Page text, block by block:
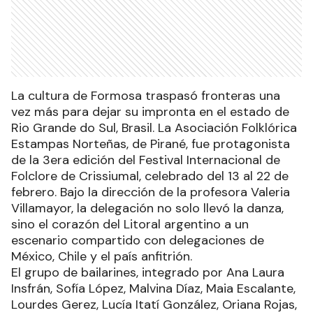
La cultura de Formosa traspasó fronteras una
vez más para dejar su impronta en el estado de
Rio Grande do Sul, Brasil. La Asociación Folklórica
Estampas Norteñas, de Pirané, fue protagonista
de la 3era edición del Festival Internacional de
Folclore de Crissiumal, celebrado del 13 al 22 de
febrero. Bajo la dirección de la profesora Valeria
Villamayor, la delegación no solo llevó la danza,
sino el corazón del Litoral argentino a un
escenario compartido con delegaciones de
México, Chile y el país anfitrión.
El grupo de bailarines, integrado por Ana Laura
Insfrán, Sofía López, Malvina Díaz, Maia Escalante,
Lourdes Gerez, Lucía Itatí González, Oriana Rojas,